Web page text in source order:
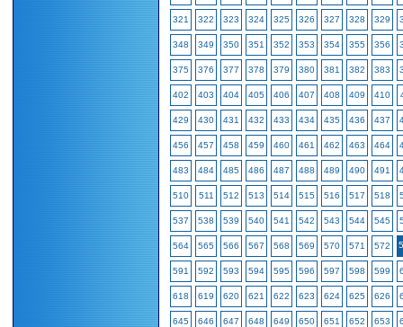
321 322 323 324 325 326 327 328 329
348 349 350 351 352 353 354 355 356
375 376 377 378 379 380 381 382 383
402 403 404 405 406 407 408 409 410
429 430 431 432 433 434 435 436 437
456 457 458 459 460 461 462 463 464
483 484 485 486 487 488 489 490 491
510 511 512 513 514 515 516 517 518
537 538 539 540 541 542 543 544 545
564 565 566 567 568 569 570 571 572
591 592 593 594 595 596 597 598 599
618 619 620 621 622 623 624 625 626
645 646 647 648 649 650 651 652 653